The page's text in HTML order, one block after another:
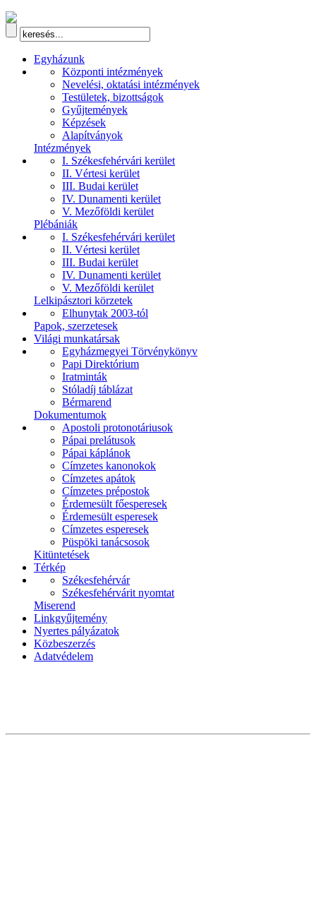
Egyházunk
Központi intézmények
Nevelési, oktatási intézmények
Testületek, bizottságok
Gyűjtemények
Képzések
Alapítványok
Intézmények
I. Székesfehérvári kerület
II. Vértesi kerület
III. Budai kerület
IV. Dunamenti kerület
V. Mezőföldi kerület
Plébániák
I. Székesfehérvári kerület
II. Vértesi kerület
III. Budai kerület
IV. Dunamenti kerület
V. Mezőföldi kerület
Lelkipásztori körzetek
Elhunytak 2003-tól
Papok, szerzetesek
Világi munkatársak
Egyházmegyei Törvénykönyv
Papi Direktórium
Iratminták
Stóladíj táblázat
Bérmarend
Dokumentumok
Apostoli protonotáriusok
Pápai prelátusok
Pápai káplánok
Címzetes kanonokok
Címzetes apátok
Címzetes prépostok
Érdemesült főesperesek
Érdemesült esperesek
Címzetes esperesek
Püspöki tanácsosok
Kitüntetések
Térkép
Székesfehérvár
Székesfehérvárit nyomtat
Miserend
Linkgyűjtemény
Nyertes pályázatok
Közbeszerzés
Adatvédelem